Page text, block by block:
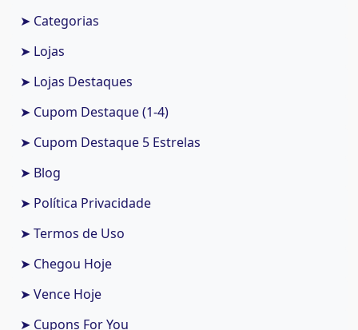
➤ Categorias
➤ Lojas
➤ Lojas Destaques
➤ Cupom Destaque (1-4)
➤ Cupom Destaque 5 Estrelas
➤ Blog
➤ Política Privacidade
➤ Termos de Uso
➤ Chegou Hoje
➤ Vence Hoje
➤ Cupons For You